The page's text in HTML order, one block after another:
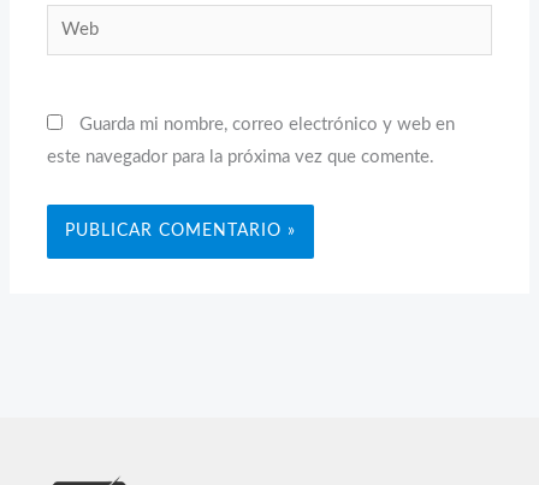
Web
Guarda mi nombre, correo electrónico y web en
este navegador para la próxima vez que comente.